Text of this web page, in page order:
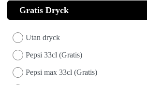
Gratis Dryck
Utan dryck
Pepsi 33cl (Gratis)
Pepsi max 33cl (Gratis)